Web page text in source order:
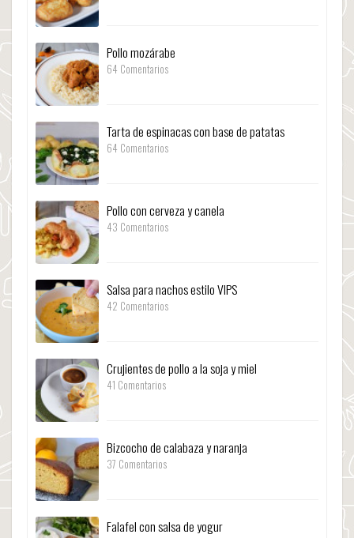
Pollo mozárabe
64 Comentarios
Tarta de espinacas con base de patatas
64 Comentarios
Pollo con cerveza y canela
43 Comentarios
Salsa para nachos estilo VIPS
42 Comentarios
Crujientes de pollo a la soja y miel
41 Comentarios
Bizcocho de calabaza y naranja
37 Comentarios
Falafel con salsa de yogur